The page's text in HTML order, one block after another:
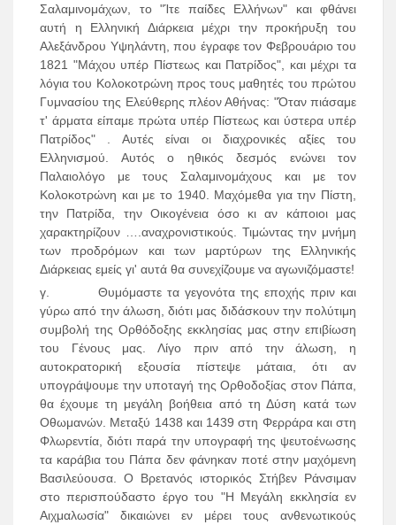
Σαλαμινομάχων, το "Ίτε παίδες Ελλήνων" και φθάνει
αυτή η Ελληνική Διάρκεια μέχρι την προκήρυξη του
Αλεξάνδρου Υψηλάντη, που έγραφε τον Φεβρουάριο του
1821 "Μάχου υπέρ Πίστεως και Πατρίδος", και μέχρι τα
λόγια του Κολοκοτρώνη προς τους μαθητές του πρώτου
Γυμνασίου της Ελεύθερης πλέον Αθήνας: "Όταν πιάσαμε
τ' άρματα είπαμε πρώτα υπέρ Πίστεως και ύστερα υπέρ
Πατρίδος" . Αυτές είναι οι διαχρονικές αξίες του
Ελληνισμού. Αυτός ο ηθικός δεσμός ενώνει τον
Παλαιολόγο με τους Σαλαμινομάχους και με τον
Κολοκοτρώνη και με το 1940. Μαχόμεθα για την Πίστη,
την Πατρίδα, την Οικογένεια όσο κι αν κάποιοι μας
χαρακτηρίζουν ….αναχρονιστικούς. Τιμώντας την μνήμη
των προδρόμων και των μαρτύρων της Ελληνικής
Διάρκειας εμείς γι' αυτά θα συνεχίζουμε να αγωνιζόμαστε!
γ. Θυμόμαστε τα γεγονότα της εποχής πριν και
γύρω από την άλωση, διότι μας διδάσκουν την πολύτιμη
συμβολή της Ορθόδοξης εκκλησίας μας στην επιβίωση
του Γένους μας. Λίγο πριν από την άλωση, η
αυτοκρατορική εξουσία πίστεψε μάταια, ότι αν
υπογράψουμε την υποταγή της Ορθοδοξίας στον Πάπα,
θα έχουμε τη μεγάλη βοήθεια από τη Δύση κατά των
Οθωμανών. Μεταξύ 1438 και 1439 στη Φερράρα και στη
Φλωρεντία, διότι παρά την υπογραφή της ψευτοένωσης
τα καράβια του Πάπα δεν φάνηκαν ποτέ στην μαχόμενη
Βασιλεύουσα. Ο Βρετανός ιστορικός Στήβεν Ράνσιμαν
στο περισπούδαστο έργο του "Η Μεγάλη εκκλησία εν
Αιχμαλωσία" δικαιώνει εν μέρει τους ανθενωτικούς